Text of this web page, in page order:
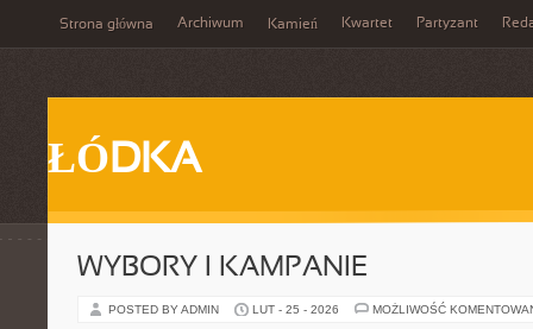
Strona główna Archiwum Kamień Kwartet Partyzant
ŁÓDKA
WYBORY I KAMPANIE
POSTED BY ADMIN LUT - 25 - 2026 MOŻLIWOŚĆ